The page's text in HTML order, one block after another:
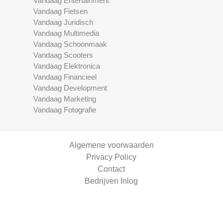
Vandaag Fietsen
Vandaag Juridisch
Vandaag Multimedia
Vandaag Schoonmaak
Vandaag Scooters
Vandaag Elektronica
Vandaag Financieel
Vandaag Development
Vandaag Marketing
Vandaag Fotografie
Algemene voorwaarden
Privacy Policy
Contact
Bedrijven Inlog